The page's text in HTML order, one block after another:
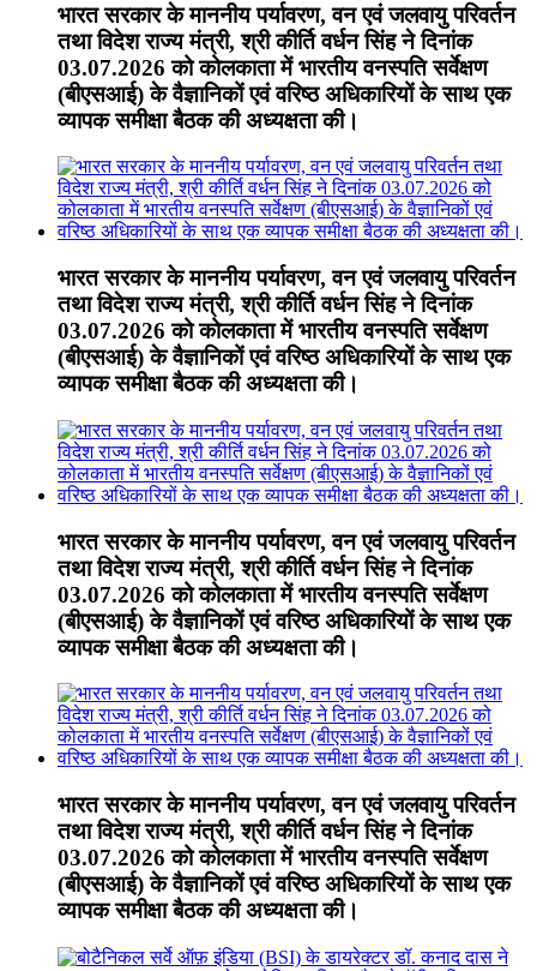
भारत सरकार के माननीय पर्यावरण, वन एवं जलवायु परिवर्तन
तथा विदेश राज्य मंत्री, श्री कीर्ति वर्धन सिंह ने दिनांक
03.07.2026 को कोलकाता में भारतीय वनस्पति सर्वेक्षण
(बीएसआई) के वैज्ञानिकों एवं वरिष्ठ अधिकारियों के साथ एक
व्यापक समीक्षा बैठक की अध्यक्षता की।
भारत सरकार के माननीय पर्यावरण, वन एवं जलवायु परिवर्तन
तथा विदेश राज्य मंत्री, श्री कीर्ति वर्धन सिंह ने दिनांक
03.07.2026 को कोलकाता में भारतीय वनस्पति सर्वेक्षण
(बीएसआई) के वैज्ञानिकों एवं वरिष्ठ अधिकारियों के साथ एक
व्यापक समीक्षा बैठक की अध्यक्षता की।
भारत सरकार के माननीय पर्यावरण, वन एवं जलवायु परिवर्तन
तथा विदेश राज्य मंत्री, श्री कीर्ति वर्धन सिंह ने दिनांक
03.07.2026 को कोलकाता में भारतीय वनस्पति सर्वेक्षण
(बीएसआई) के वैज्ञानिकों एवं वरिष्ठ अधिकारियों के साथ एक
व्यापक समीक्षा बैठक की अध्यक्षता की।
भारत सरकार के माननीय पर्यावरण, वन एवं जलवायु परिवर्तन
तथा विदेश राज्य मंत्री, श्री कीर्ति वर्धन सिंह ने दिनांक
03.07.2026 को कोलकाता में भारतीय वनस्पति सर्वेक्षण
(बीएसआई) के वैज्ञानिकों एवं वरिष्ठ अधिकारियों के साथ एक
व्यापक समीक्षा बैठक की अध्यक्षता की।